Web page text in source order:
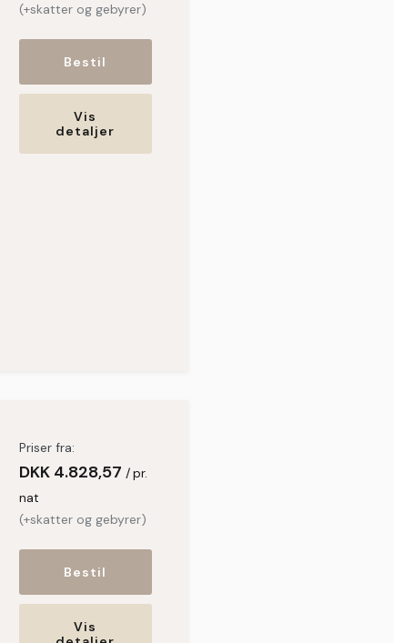
(+skatter og gebyrer)
Bestil
Vis
detaljer
Priser fra:
DKK4.828,57
pr.
nat
(+skatter og gebyrer)
Bestil
Vis